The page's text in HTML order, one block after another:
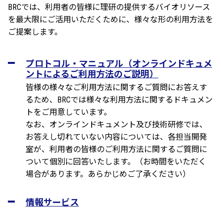
BRCでは、利用者の皆様に理研の提供するバイオリソース
を最大限にご活用いただくために、様々な形の利用方法を
ご提案します。
プロトコル・マニュアル（オンラインドキュメ
ントによるご利用方法のご説明）
皆様の様々なご利用方法に関するご質問にお答えす
るため、BRCでは様々な利用方法に関するドキュメン
トをご用意しています。
なお、オンラインドキュメント及び技術研修では、
お答えし切れていない内容については、各担当開発
室が、利用者の皆様のご利用方法に関するご質問に
ついて個別に回答いたします。（お時間をいただく
場合があります。あらかじめご了承ください）
情報サービス